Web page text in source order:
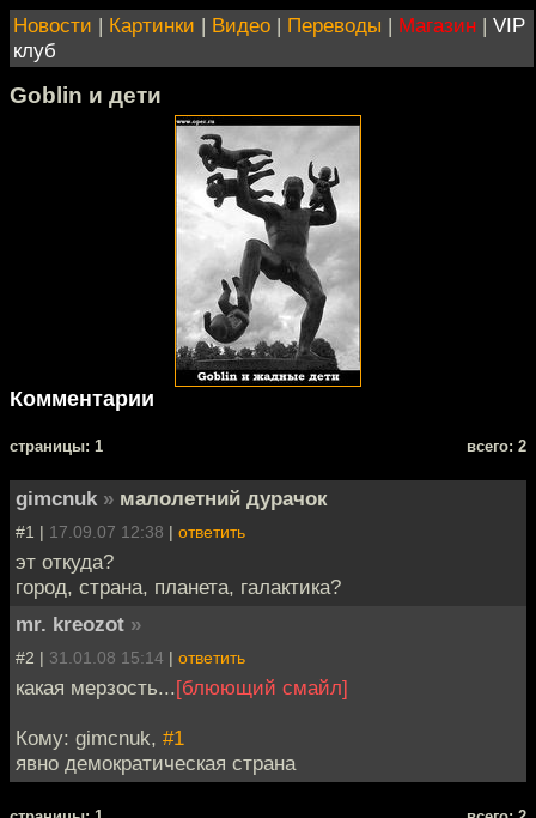
Новости | Картинки | Видео | Переводы | Магазин | VIP
клуб
Goblin и дети
Комментарии
cтраницы: 1 всего: 2
gimcnuk » малолетний дурачок
#1 | 17.09.07 12:38 | ответить
эт откуда?
город, страна, планета, галактика?
mr. kreozot »
#2 | 31.01.08 15:14 | ответить
какая мерзость...[блюющий смайл]
Кому: gimcnuk, #1
явно демократическая страна